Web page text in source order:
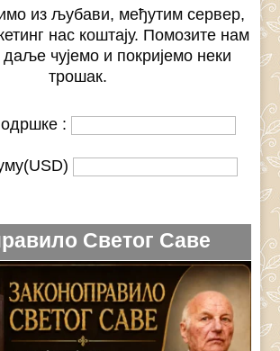
из љубави, међутим сервер,
нас коштају. Помозите нам
чујемо и покријемо неки
трошак.
:
Светог Саве